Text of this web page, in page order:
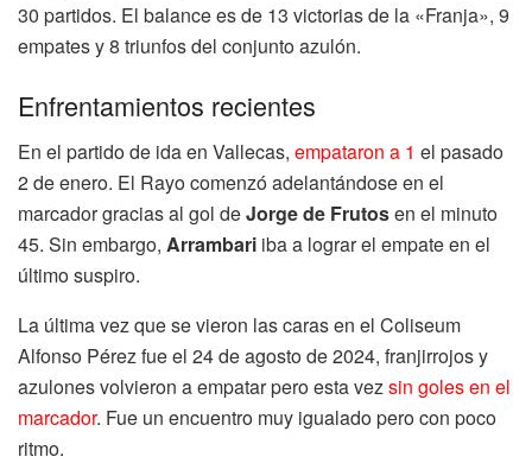
30 partidos. El balance es de 13 victorias de la «Franja», 9
empates y 8 triunfos del conjunto azulón.
Enfrentamientos recientes
En el partido de ida en Vallecas, empataron a 1 el pasado
2 de enero. El Rayo comenzó adelantándose en el
marcador gracias al gol deJorge de Frutosen el minuto
45. Sin embargo, Arrambari iba a lograr el empate en el
último suspiro.
La última vez que se vieron las caras en el Coliseum
Alfonso Pérez fue el 24 de agosto de 2024, franjirrojos y
azulones volvieron a empatar pero esta vez sin goles en el
marcador. Fue un encuentro muy igualado pero con poco
ritmo.